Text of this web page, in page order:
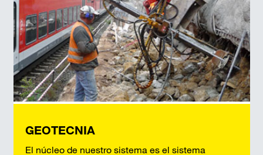
GEOTECNIA
El núcleo de nuestro sistema es el sistema